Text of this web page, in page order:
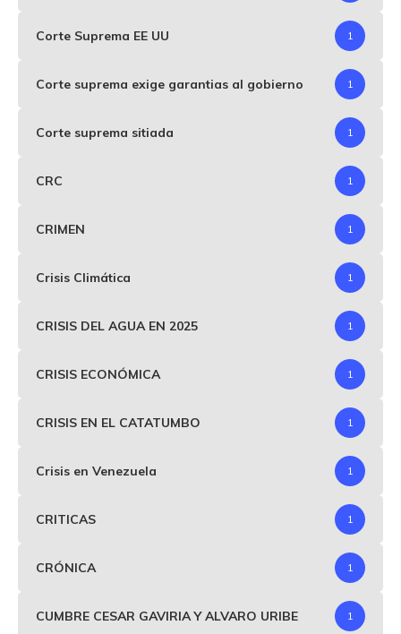
Corte Suprema EE UU 1
Corte suprema exige garantias al gobierno 1
Corte suprema sitiada 1
CRC 1
CRIMEN 1
Crisis Climática 1
CRISIS DEL AGUA EN 2025 1
CRISIS ECONÓMICA 1
CRISIS EN EL CATATUMBO 1
Crisis en Venezuela 1
CRITICAS 1
CRÓNICA 1
CUMBRE CESAR GAVIRIA Y ALVARO URIBE 1